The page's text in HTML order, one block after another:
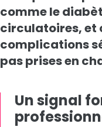
comme le
circulatoires, et
complications
pas prises en
Un signal